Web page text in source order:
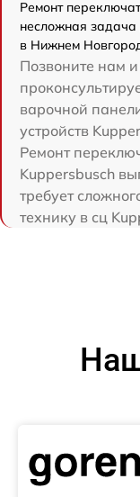
Ремонт
несложная задача
в Нижнем
Позвоните нам
варочной
устройств
Ремонт
Kuppersbusch
требует
технику в сц